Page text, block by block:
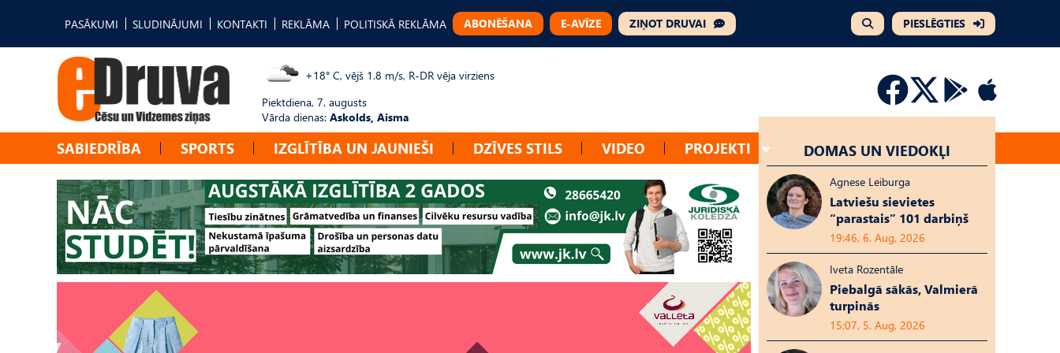
PASĀKUMI SLUDINĀJUMI KONTAKTI REKLĀMA POLITISKĀ REKLĀMA ABONĒŠANA E-AVĪZE ZIŅOT DRUVAI PIESLĒGTIES
+18° C, vējš 1.8 m/s, R-DR vēja virziens
Piektdiena, 7. augusts
Vārda dienas: Askolds, Aisma
SABIEDRĪBA SPORTS IZGLĪTĪBA UN JAUNIEŠI DZĪVES STILS VIDEO PROJEKTI DOMAS UN VIEDOKĻI
Agnese Leiburga
Latviešu sievietes
“parastais” 101 darbiņš
19:46, 6. Aug, 2026
Iveta Rozentāle
Piebalgā sākās, Valmierā
turpinās
15:07, 5. Aug, 2026